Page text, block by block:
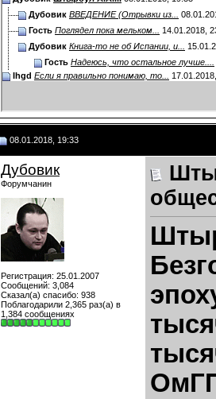
Дубовик ВВЕДЕНИЕ (Отрывки из...
Гость Поглядел пока мельком... 14.01.2018,
Дубовик Книга-то не об Испании, и...
Гость Надеюсь, что остальное лучше....
Ihgd Если я правильно понимаю, то...
08.01.2018, 19:33
Дубовик
Форумчанин
Регистрация: 25.01.2007
Сообщений: 3,084
Сказал(а) спасибо: 938
Поблагодарили 2,365 раз(а) в
1,384 сообщениях